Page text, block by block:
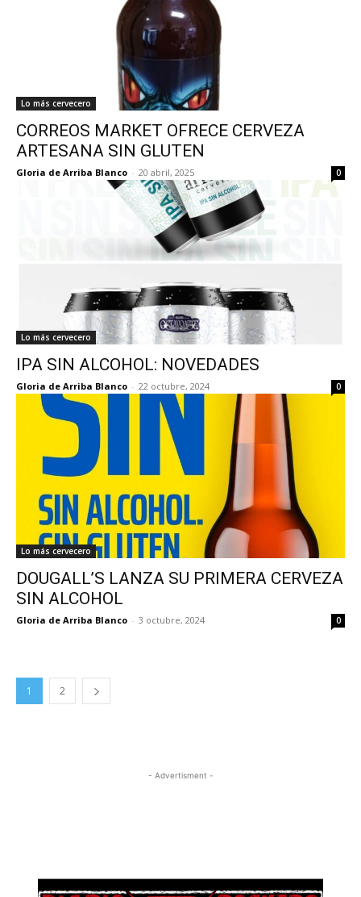
Lo más cervecero
CORREOS MARKET OFRECE CERVEZA
ARTESANA SIN GLUTEN
Gloria de Arriba Blanco - 20 abril, 2025 0
Lo más cervecero
IPA SIN ALCOHOL: NOVEDADES
Gloria de Arriba Blanco - 22 octubre, 2024 0
Lo más cervecero
DOUGALL’S LANZA SU PRIMERA CERVEZA
SIN ALCOHOL
Gloria de Arriba Blanco - 3 octubre, 2024 0
1 2
- Advertisment -